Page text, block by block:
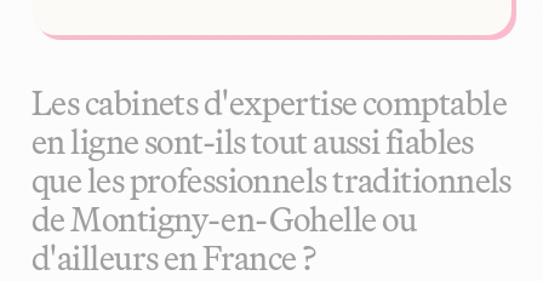
Les cabinets d'expertise comptable
en ligne sont-ils tout aussi fiables
que les professionnels traditionnels
de Montigny-en-Gohelle ou
d'ailleurs en France ?